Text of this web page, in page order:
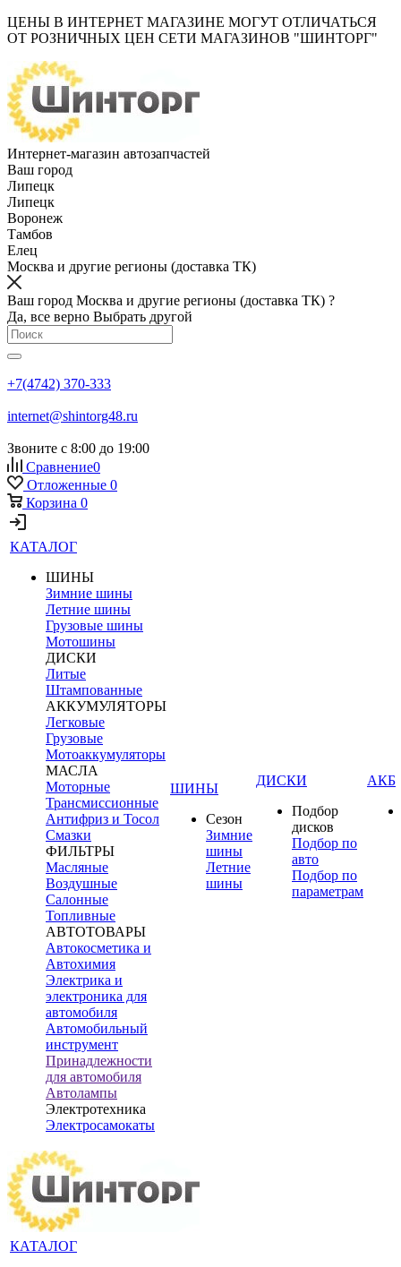
ЦЕНЫ В ИНТЕРНЕТ МАГАЗИНЕ МОГУТ ОТЛИЧАТЬСЯ
ОТ РОЗНИЧНЫХ ЦЕН СЕТИ МАГАЗИНОВ "ШИНТОРГ"
Интернет-магазин автозапчастей
Ваш город
Липецк
Липецк
Воронеж
Тамбов
Елец
Москва и другие регионы (доставка ТК)
Ваш город Москва и другие регионы (доставка ТК) ?
Да, все верно Выбрать другой
+7(4742) 370-333
internet@shintorg48.ru
Звоните с 8:00 до 19:00
Сравнение0
Отложенные 0
Корзина 0
КАТАЛОГ
ШИНЫ
Зимние шины
Летние шины
Грузовые шины
Мотошины
ДИСКИ
Литые
Штампованные
АККУМУЛЯТОРЫ
Легковые
Грузовые
Мотоаккумуляторы
МАСЛА
Моторные
Трансмиссионные
Антифриз и Тосол
Смазки
ФИЛЬТРЫ
Масляные
Воздушные
Салонные
Топливные
АВТОТОВАРЫ
Автокосметика и
Автохимия
Электрика и
электроника для
автомобиля
Автомобильный
инструмент
Принадлежности
для автомобиля
Автолампы
Электротехника
Электросамокаты
ШИНЫ
Сезон
Зимние
шины
Летние
шины
ДИСКИ
Подбор
дисков
Подбор по
авто
Подбор по
параметрам
АКБ
КАТАЛОГ